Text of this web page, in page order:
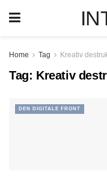
Home Tag Kreativ
Tag: Kreativ
DEN DIGITALE FRONT